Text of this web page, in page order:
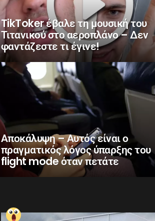
TikToker έβαλε τη μουσική του
Τιτανικού στο αεροπλάνο – Δεν
φαντάζεστε τι έγινε!
Αποκάλυψη – Αυτός είναι ο
πραγματικός λόγος ύπαρξης του
flight mode όταν πετάτε